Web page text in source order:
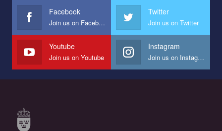
представляющий программу развития организации.
Мы просим вас поддержать нас и помочь нам реализовать
наш план по борьбе с насилием и дискриминацией на почве
СОГИ в Украине.
Все, что вам нужно сделать - это зайти на наш канал YouTube
по этой ссылке и поставить лайк под видео.
Facebook
Join us on Facebook
Twitter
Join us on Twitter
Youtube
Join us on Youtube
Instagram
Join us on Instagram